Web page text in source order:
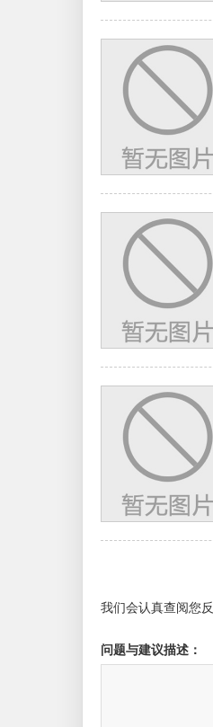
我们会认真查阅您
问题与建议描述：